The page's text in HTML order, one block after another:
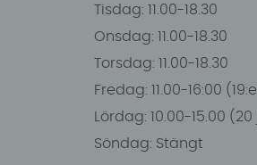
Tisdag: 11.00-18.30
Onsdag: 11.00-18.30
Torsdag: 11.00-18.30
Fredag: 11.00-16:00
Lördag: 10.00-15.00
Söndag: Stängt